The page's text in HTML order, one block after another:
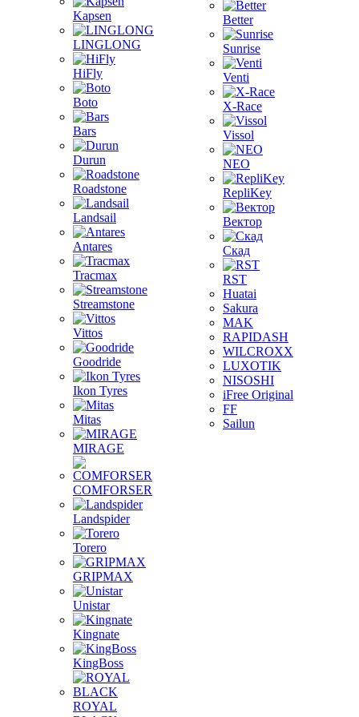
Kapsen
LINGLONG
HiFly
Boto
Bars
Durun
Roadstone
Landsail
Antares
Tracmax
Streamstone
Vittos
Goodride
Ikon Tyres
Mitas
MIRAGE
COMFORSER
Landspider
Torero
GRIPMAX
Unistar
Kingnate
KingBoss
ROYAL
Better
Sunrise
Venti
X-Race
Vissol
NEO
RepliKey
Вектор
Скад
RST
Huatai
Sakura
MAK
RAPIDASH
WILCROXX
LUXOTIK
NISOSHI
iFree Original
FF
Sailun